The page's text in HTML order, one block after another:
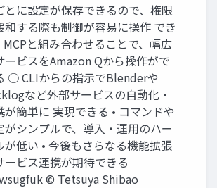
とに設定が保存できるので、権限
和する際も制御が容易に操作 でき
MCPと組み合わせることで、幅広
ービスをAmazon Qから操作がで
○ CLIからの指示でBlenderや
など外部サービスの自動化・
が簡単に 実現できる • コマンドや
がシンプルで、導入・運用のハー
が低い • 今後もさらなる機能拡張
ービス連携が期待できる
© Tetsuya Shibao